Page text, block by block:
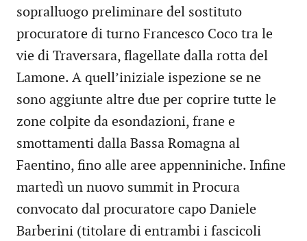
sopralluogo preliminare del sostituto
procuratore di turno Francesco Coco tra le
vie di Traversara, flagellate dalla rotta del
Lamone. A quell’iniziale ispezione se ne
sono aggiunte altre due per coprire tutte le
zone colpite da esondazioni, frane e
smottamenti dalla Bassa Romagna al
Faentino, fino alle aree appenniniche. Infine
martedì un nuovo summit in Procura
convocato dal procuratore capo Daniele
Barberini (titolare di entrambi i fascicoli